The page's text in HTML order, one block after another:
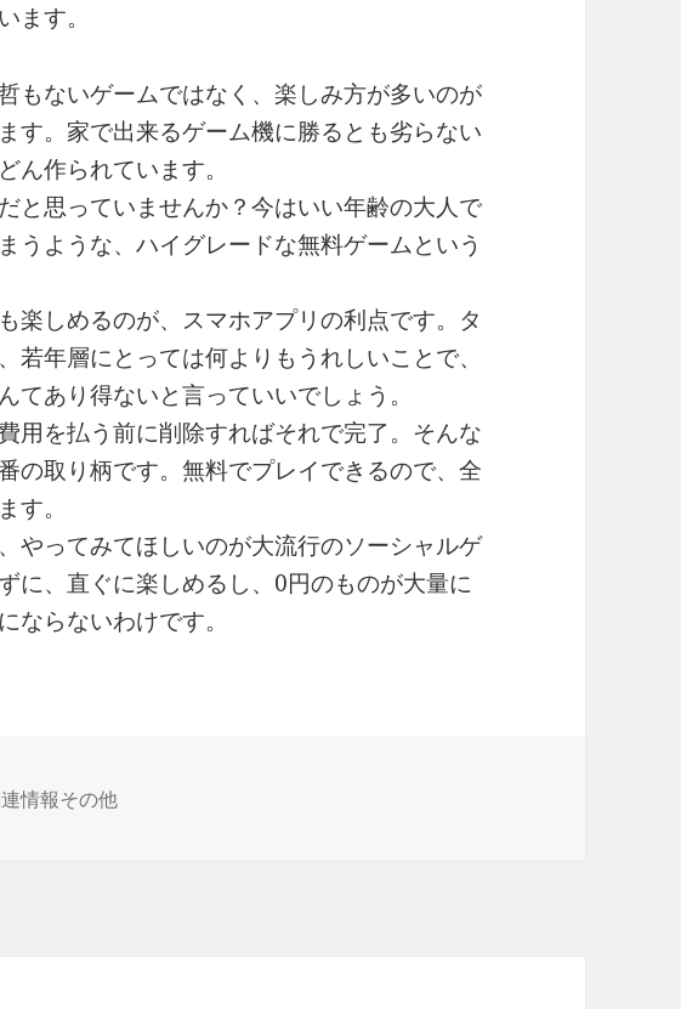
ます。
もないゲームではなく、楽しみ方が多いのが
す。家で出来るゲーム機に勝るとも劣らない
ん作られています。
と思っていませんか？今はいい年齢の大人で
うような、ハイグレードな無料ゲームという
楽しめるのが、スマホアプリの利点です。タ
若年層にとっては何よりもうれしいことで、
てあり得ないと言っていいでしょう。
用を払う前に削除すればそれで完了。そんな
の取り柄です。無料でプレイできるので、全
す。
やってみてほしいのが大流行のソーシャルゲ
に、直ぐに楽しめるし、0円のものが大量に
ならないわけです。
情報その他